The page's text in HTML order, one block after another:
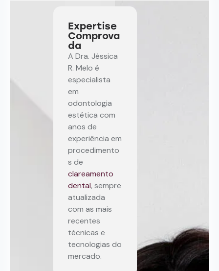
Expertise
Comprova
da
A Dra. Jéssica
R. Melo é
especialista
em
odontologia
estética com
anos de
experiência em
procedimento
s de
clareamento
dental, sempre
atualizada
com as mais
recentes
técnicas e
tecnologias do
mercado.